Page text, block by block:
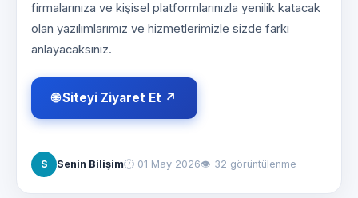
firmalarınıza ve kişisel platformlarınızla yenilik katacak
olan yazılımlarımız ve hizmetlerimizle sizde farkı
anlayacaksınız.
🌐 Siteyi Ziyaret Et ↗
S Senin Bilişim🕐 01 May 2026👁 32 görüntülenme